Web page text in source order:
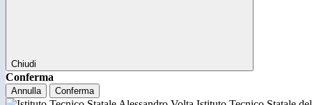
Chiudi
Conferma
Annulla Conferma